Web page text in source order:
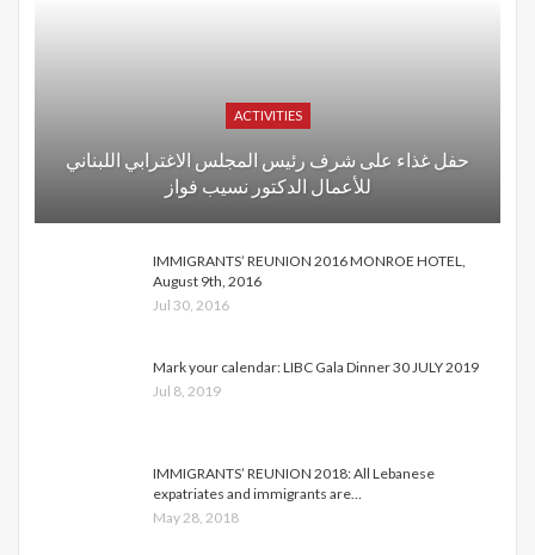
ACTIVITIES
حفل غذاء على شرف رئيس المجلس الاغترابي اللبناني
للأعمال الدكتور نسيب فواز
IMMIGRANTS’ REUNION 2016 MONROE HOTEL,
August 9th, 2016
Jul 30, 2016
Mark your calendar: LIBC Gala Dinner 30 JULY 2019
Jul 8, 2019
IMMIGRANTS’ REUNION 2018: All Lebanese
expatriates and immigrants are…
May 28, 2018